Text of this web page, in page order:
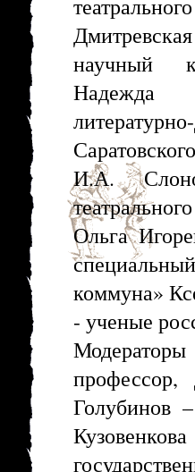
научный
Надежда
И.А.
Ольга
коммуна»
- ученые
Голубинов